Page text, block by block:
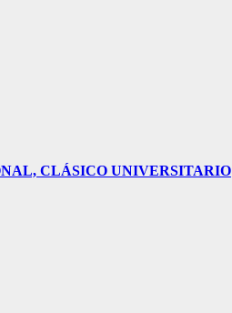
CLÁSICO UNIVERSITARIO